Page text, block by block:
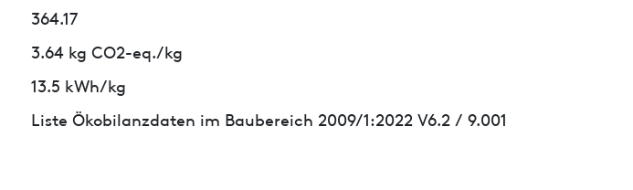
364.17
3.64 kg CO2-eq./kg
13.5 kWh/kg
Liste Ökobilanzdaten im Baubereich 2009/1:2022 V6.2 / 9.001